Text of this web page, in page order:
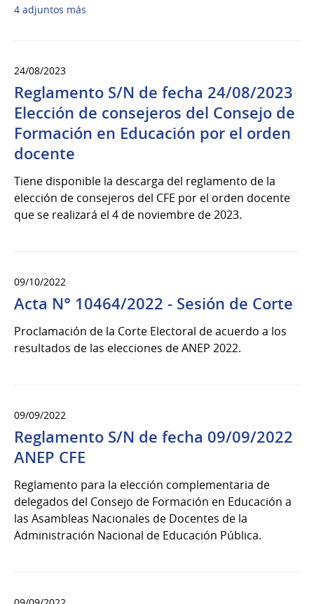
4 adjuntos más
24/08/2023
Reglamento S/N de fecha 24/08/2023
Elección de consejeros del Consejo de
Formación en Educación por el orden
docente
Tiene disponible la descarga del reglamento de la
elección de consejeros del CFE por el orden docente
que se realizará el 4 de noviembre de 2023.
09/10/2022
Acta N° 10464/2022 - Sesión de Corte
Proclamación de la Corte Electoral de acuerdo a los
resultados de las elecciones de ANEP 2022.
09/09/2022
Reglamento S/N de fecha 09/09/2022
ANEP CFE
Reglamento para la elección complementaria de
delegados del Consejo de Formación en Educación a
las Asambleas Nacionales de Docentes de la
Administración Nacional de Educación Pública.